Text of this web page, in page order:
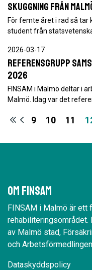
Skuggning från
För femte året i rad så tar
student från
2026-03-17
Referensgrupp
2026
FINSAM i Malmö deltar i
Malmö. Idag var det
9 10 11
Om Finsam
FINSAM i Malmö är ett
rehabiliteringsområdet.
av Malmö stad,
och
Dataskyddspolicy